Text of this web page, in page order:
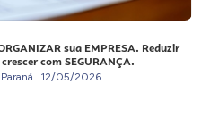
sua EMPRESA. Reduzir
com SEGURANÇA.
12/05/2026